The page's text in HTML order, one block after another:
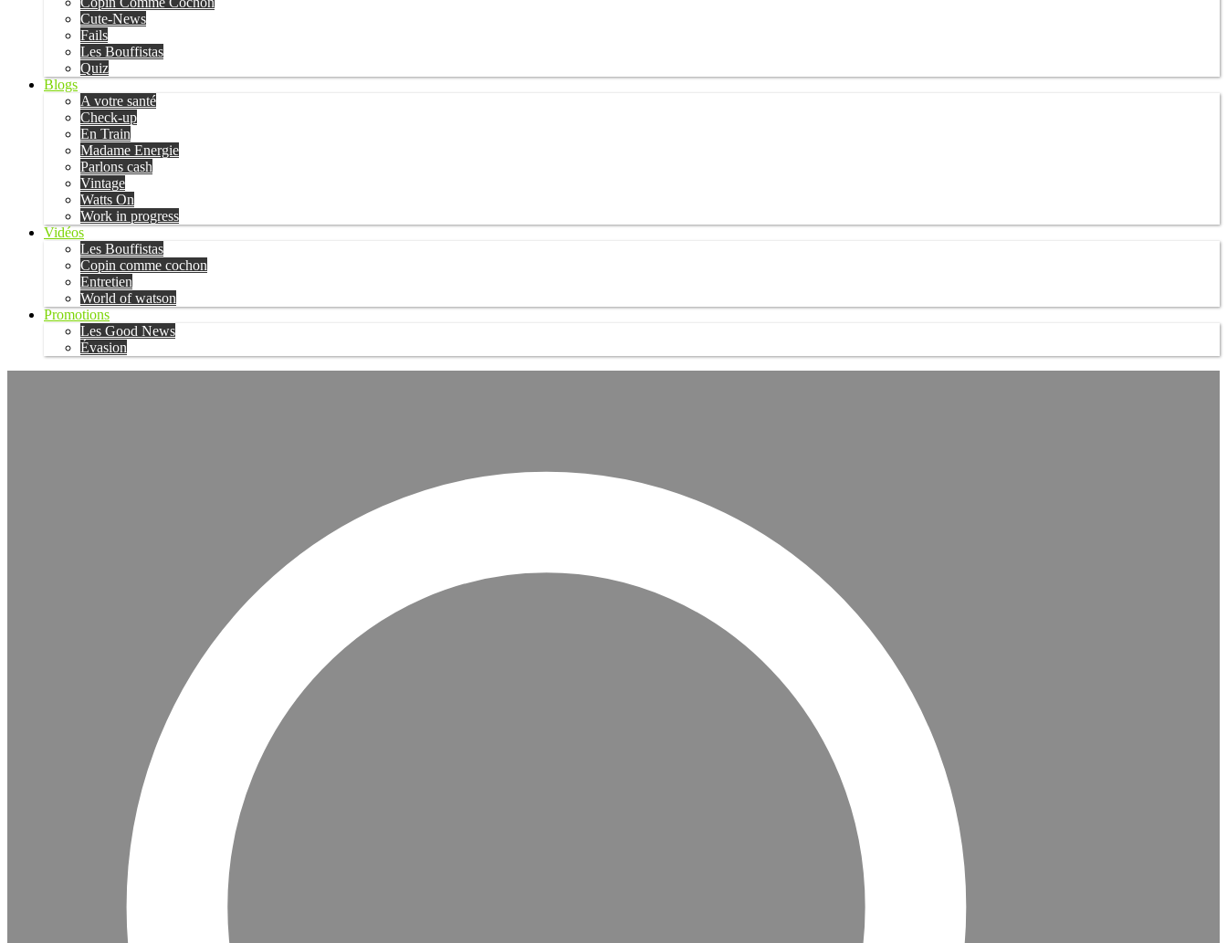
Cute-News
Fails
Les Bouffistas
Quiz
Blogs
A votre santé
Check-up
En Train
Madame Energie
Parlons cash
Vintage
Watts On
Work in progress
Vidéos
Les Bouffistas
Copin comme cochon
Entretien
World of watson
Promotions
Les Good News
Évasion